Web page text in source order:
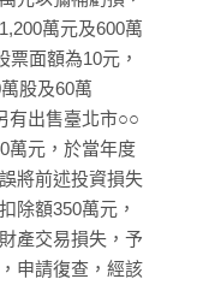
萬元及600萬
票面額為10元，
股及60萬
有出售臺北市○○
萬元，於當年度
將前述投資損失
除額350萬元，
產交易損失，予
申請復查，經該